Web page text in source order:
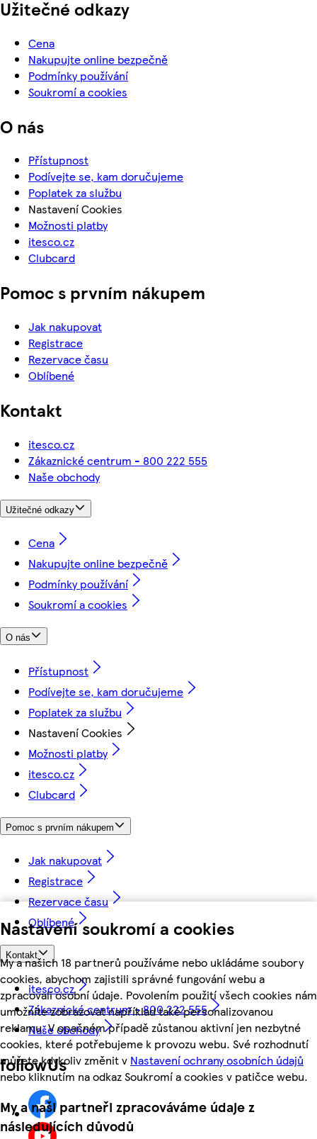
Nastavení soukromí a cookies
My a našich 18 partnerů používáme nebo ukládáme soubory
cookies, abychom zajistili správné fungování webu a
zpracovali osobní údaje. Povolením použití všech cookies nám
umožníte zobrazovat například také personalizovanou
reklamu. V opačném případě zůstanou aktivní jen nezbytné
cookies, které potřebujeme k provozu webu. Své rozhodnutí
můžete kdykoliv změnit v Nastavení ochrany osobních údajů
nebo kliknutím na odkaz Soukromí a cookies v patičce webu.
My a naši partneři zpracováváme údaje z
následujících důvodů
Užitečné odkazy
Cena
Nakupujte online bezpečně
Podmínky používání
Soukromí a cookies
O nás
Přístupnost
Podívejte se, kam doručujeme
Poplatek za službu
Nastavení Cookies
Možnosti platby
itesco.cz
Clubcard
Pomoc s prvním nákupem
Jak nakupovat
Registrace
Rezervace času
Oblíbené
Kontakt
itesco.cz
Zákaznické centrum - 800 222 555
Naše obchody
Užitečné odkazy
Cena
Nakupujte online bezpečně
Podmínky používání
Soukromí a cookies
O nás
Přístupnost
Podívejte se, kam doručujeme
Poplatek za službu
Nastavení Cookies
Možnosti platby
itesco.cz
Clubcard
Pomoc s prvním nákupem
Jak nakupovat
Registrace
Rezervace času
Oblíbené
Kontakt
itesco.cz
Zákaznické centrum - 800 222 555
Naše obchody
followUs